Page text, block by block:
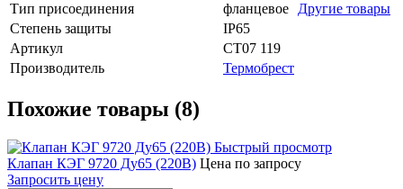
Тип присоединения
фланцевое
Другие товары
Степень защиты
IP65
Артикул
СТ07 119
Производитель
Термобрест
Похожие товары (8)
Быстрый просмотр
Клапан КЭГ 9720 Ду65 (220В) Цена по запросу
Запросить цену